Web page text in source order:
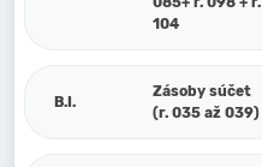
104
B.I.
Zásoby súčet
(r. 035 až 039)